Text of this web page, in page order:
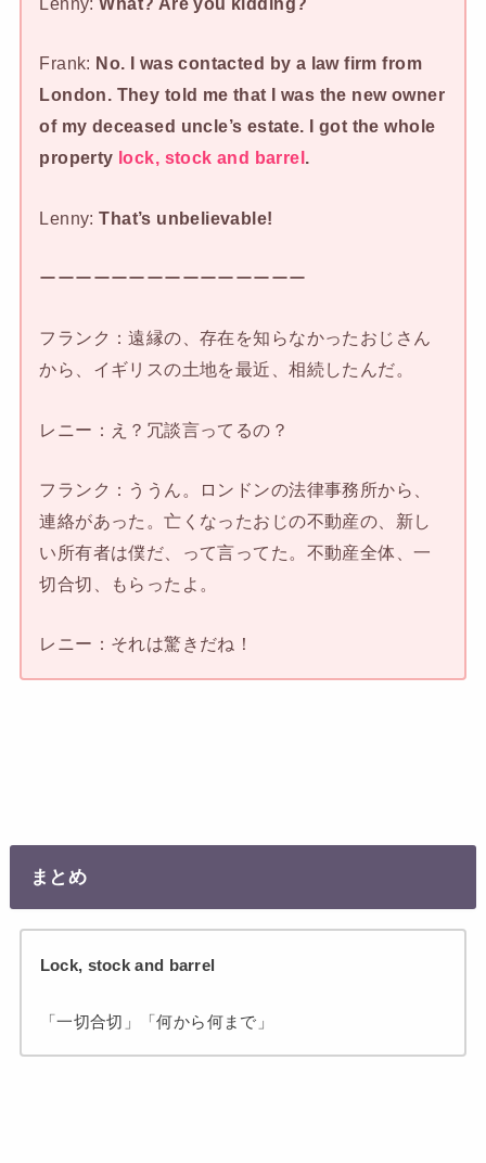
Frank: No. I was contacted by a law firm from
London. They told me that I was the new owner
of my deceased uncle’s estate. I got the whole
property lock, stock and barrel.
Lenny:That’s unbelievable!
ーーーーーーーーーーーーーーー
フランク：遠縁の、存在を知らなかったおじさん
から、イギリスの土地を最近、相続したんだ。
レニー：え？冗談言ってるの？
フランク：ううん。ロンドンの法律事務所から、
連絡があった。亡くなったおじの不動産の、新し
い所有者は僕だ、って言ってた。不動産全体、一
切合切、もらったよ。
レニー：それは驚きだね！
まとめ
Lock, stock and barrel
「一切合切」「何から何まで」